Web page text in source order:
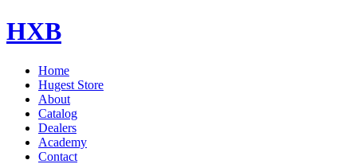
HXB
Home
Hugest Store
About
Catalog
Dealers
Academy
Contact